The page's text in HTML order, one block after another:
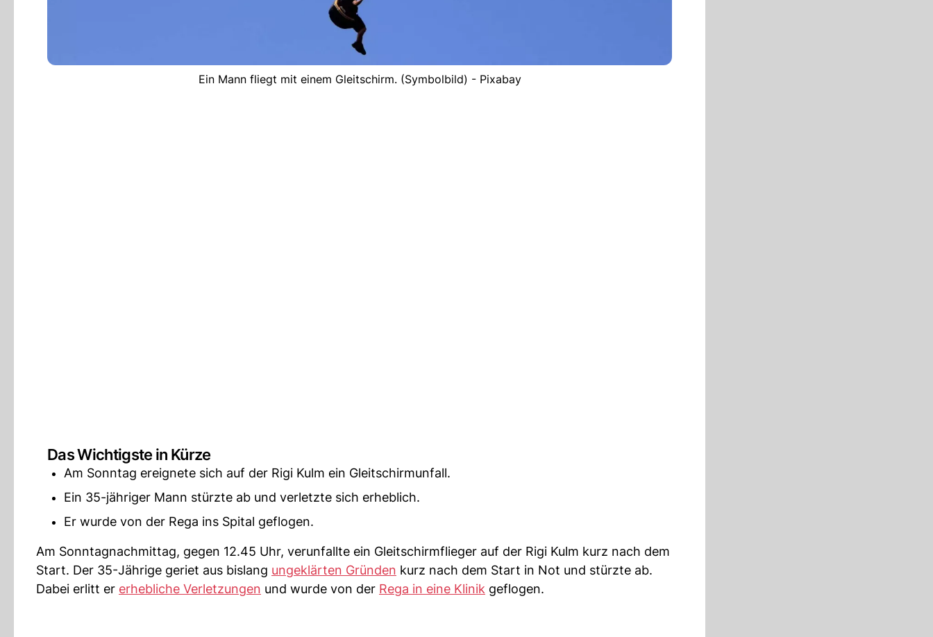
Ein Mann fliegt mit einem Gleitschirm. (Symbolbild) - Pixabay
Das Wichtigste in Kürze
Am Sonntag ereignete sich auf der Rigi Kulm ein Gleitschirmunfall.
Ein 35-jähriger Mann stürzte ab und verletzte sich erheblich.
Er wurde von der Rega ins Spital geflogen.
Am Sonntagnachmittag, gegen 12.45 Uhr, verunfallte ein Gleitschirmflieger auf der Rigi Kulm kurz nach dem
Start. Der 35-Jährige geriet aus bislang ungeklärten Gründen kurz nach dem Start in Not und stürzte ab.
Dabei erlitt er erhebliche Verletzungen und wurde von der Rega in eine Klinik geflogen.